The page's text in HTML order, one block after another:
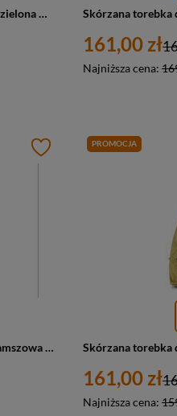
Skórzana torebka zamszowa worek zielona W18
161,00 zł
Najniższa cena:
Skórzana torebka damska zielona zamszowa worek Vera Pelle N88
PROMOCJA
161,00 zł
Najniższa cena: